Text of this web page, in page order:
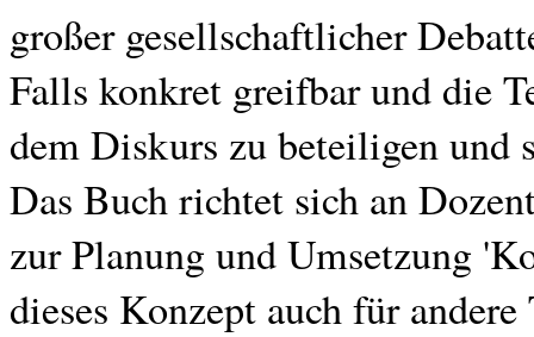
großer gesellschaftlicher
Falls konkret greifbar und die
dem Diskurs zu beteiligen
Das Buch richtet sich an
zur Planung und Umsetzung
dieses Konzept auch für